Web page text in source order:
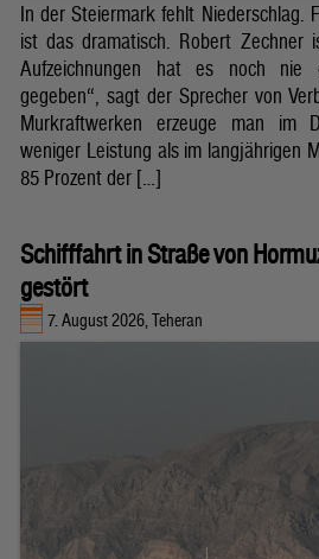
In der Steiermark fehlt Niederschlag.
ist das dramatisch. Robert Zechner
Aufzeichnungen hat es noch
gegeben“, sagt der Sprecher von
Murkraftwerken erzeuge man im
weniger Leistung als im langjährigen
85 Prozent der […]
Schifffahrt in Straße von
gestört
7. August 2026, Teheran